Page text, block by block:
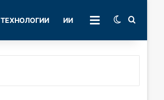
ТЕХНОЛОГИИ ИИ РУБРИКИSwitch skin